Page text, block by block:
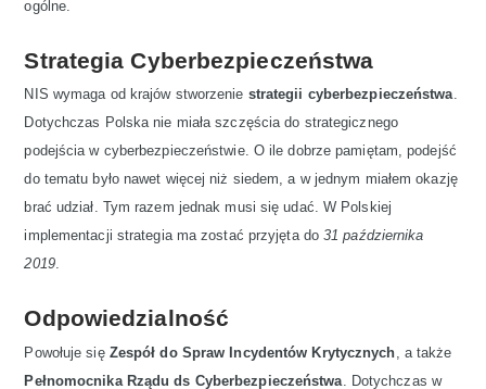
ogólne.
Strategia Cyberbezpieczeństwa
NIS wymaga od krajów stworzenie strategii cyberbezpieczeństwa.
Dotychczas Polska nie miała szczęścia do strategicznego
podejścia w cyberbezpieczeństwie. O ile dobrze pamiętam, podejść
do tematu było nawet więcej niż siedem, a w jednym miałem okazję
brać udział. Tym razem jednak musi się udać. W Polskiej
implementacji strategia ma zostać przyjęta do31 października
2019.
Odpowiedzialność
Powołuje się Zespół do Spraw Incydentów Krytycznych , a także
Pełnomocnika Rządu ds Cyberbezpieczeństwa . Dotychczas w